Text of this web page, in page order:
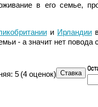
в его семье,
и Ирландии
- а значит нет повода
5 (4 оценок)